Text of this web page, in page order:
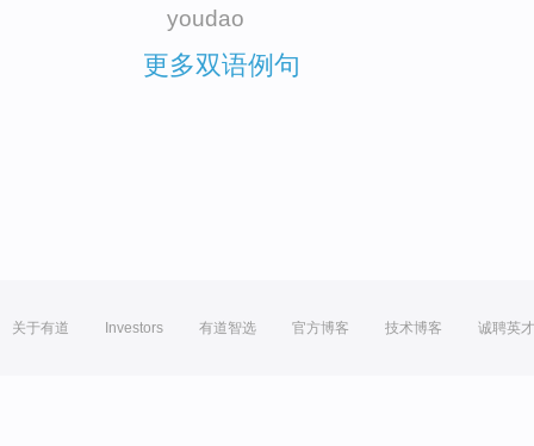
youdao
更多双语例句
关于有道 Investors 有道智选 官方博客 技术博客 诚聘英才